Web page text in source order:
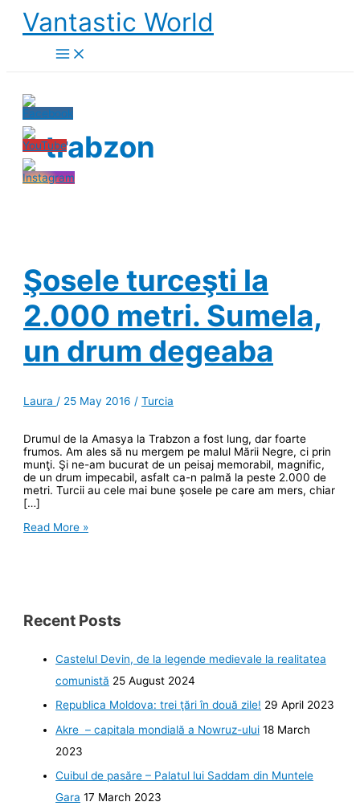
Skip
content
Vantastic World
trabzon
Şosele turceşti la
2.000 metri. Sumela,
un drum degeaba
Laura / 25 May 2016 /Turcia
Drumul de la Amasya la Trabzon a fost lung, dar foarte
frumos. Am ales să nu mergem pe malul Mării Negre, ci prin
munţi. Şi ne-am bucurat de un peisaj memorabil, magnific,
de un drum impecabil, asfalt ca-n palmă la peste 2.000 de
metri. Turcii au cele mai bune şosele pe care am mers, chiar
[…]
Şosele
drum
degeaba
Read More »
Recent Posts
Castelul Devin, de la legende medievale la realitatea
comunistă 25 August 2024
Republica Moldova: trei ţări în două zile! 29 April 2023
Akre – capitala mondială a Nowruz-ului 18 March
2023
Cuibul de pasăre – Palatul lui Saddam din Muntele
Gara 17 March 2023